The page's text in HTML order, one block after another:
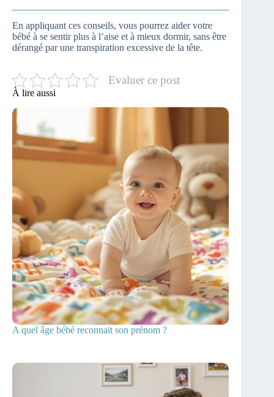
En appliquant ces conseils, vous pourrez aider votre
bébé à se sentir plus à l’aise et à mieux dormir, sans être
dérangé par une transpiration excessive de la tête.
Evaluer ce post
À lire aussi
A quel âge bébé reconnait son prénom ?